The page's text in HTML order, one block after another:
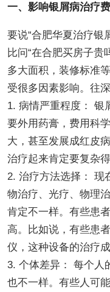
一、影响银屑病治疗
要说“合肥华夏治疗银
比问“在合肥买房子贵
多大面积，装修标准
受很多因素影响。往
1. 病情严重程度： 银
要外用药膏，费用科
大，甚至发展成红皮
治疗起来肯定要复杂
2. 治疗方法选择： 现
物治疗、光疗、物理
肯定不一样。有些患
高。比如说，有些患
仪，这种设备的治疗
3. 个体差异： 每个人
也不一样。有些人可